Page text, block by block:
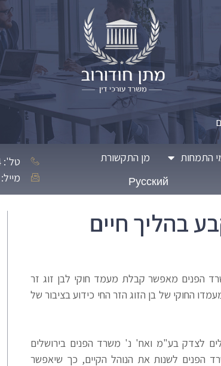
התמחות
מן התקשורת
Русский
טל': 072-3304144
מייל: Matanhodorov.law@gmail.com
בהליך חיים
הפנים מאפשר קבלת מעמד חוקי לבן זוג זר
החוקי של בן הזוג הזר החי כידוע בציבור של
מנהלית 25821-03-10 מכון ירושלים לצדק בע"מ ואח' נ' משרד הפנים בירושלים
למשרד הפנים לשנות את הנוהל הקיים, כך שיאפשר